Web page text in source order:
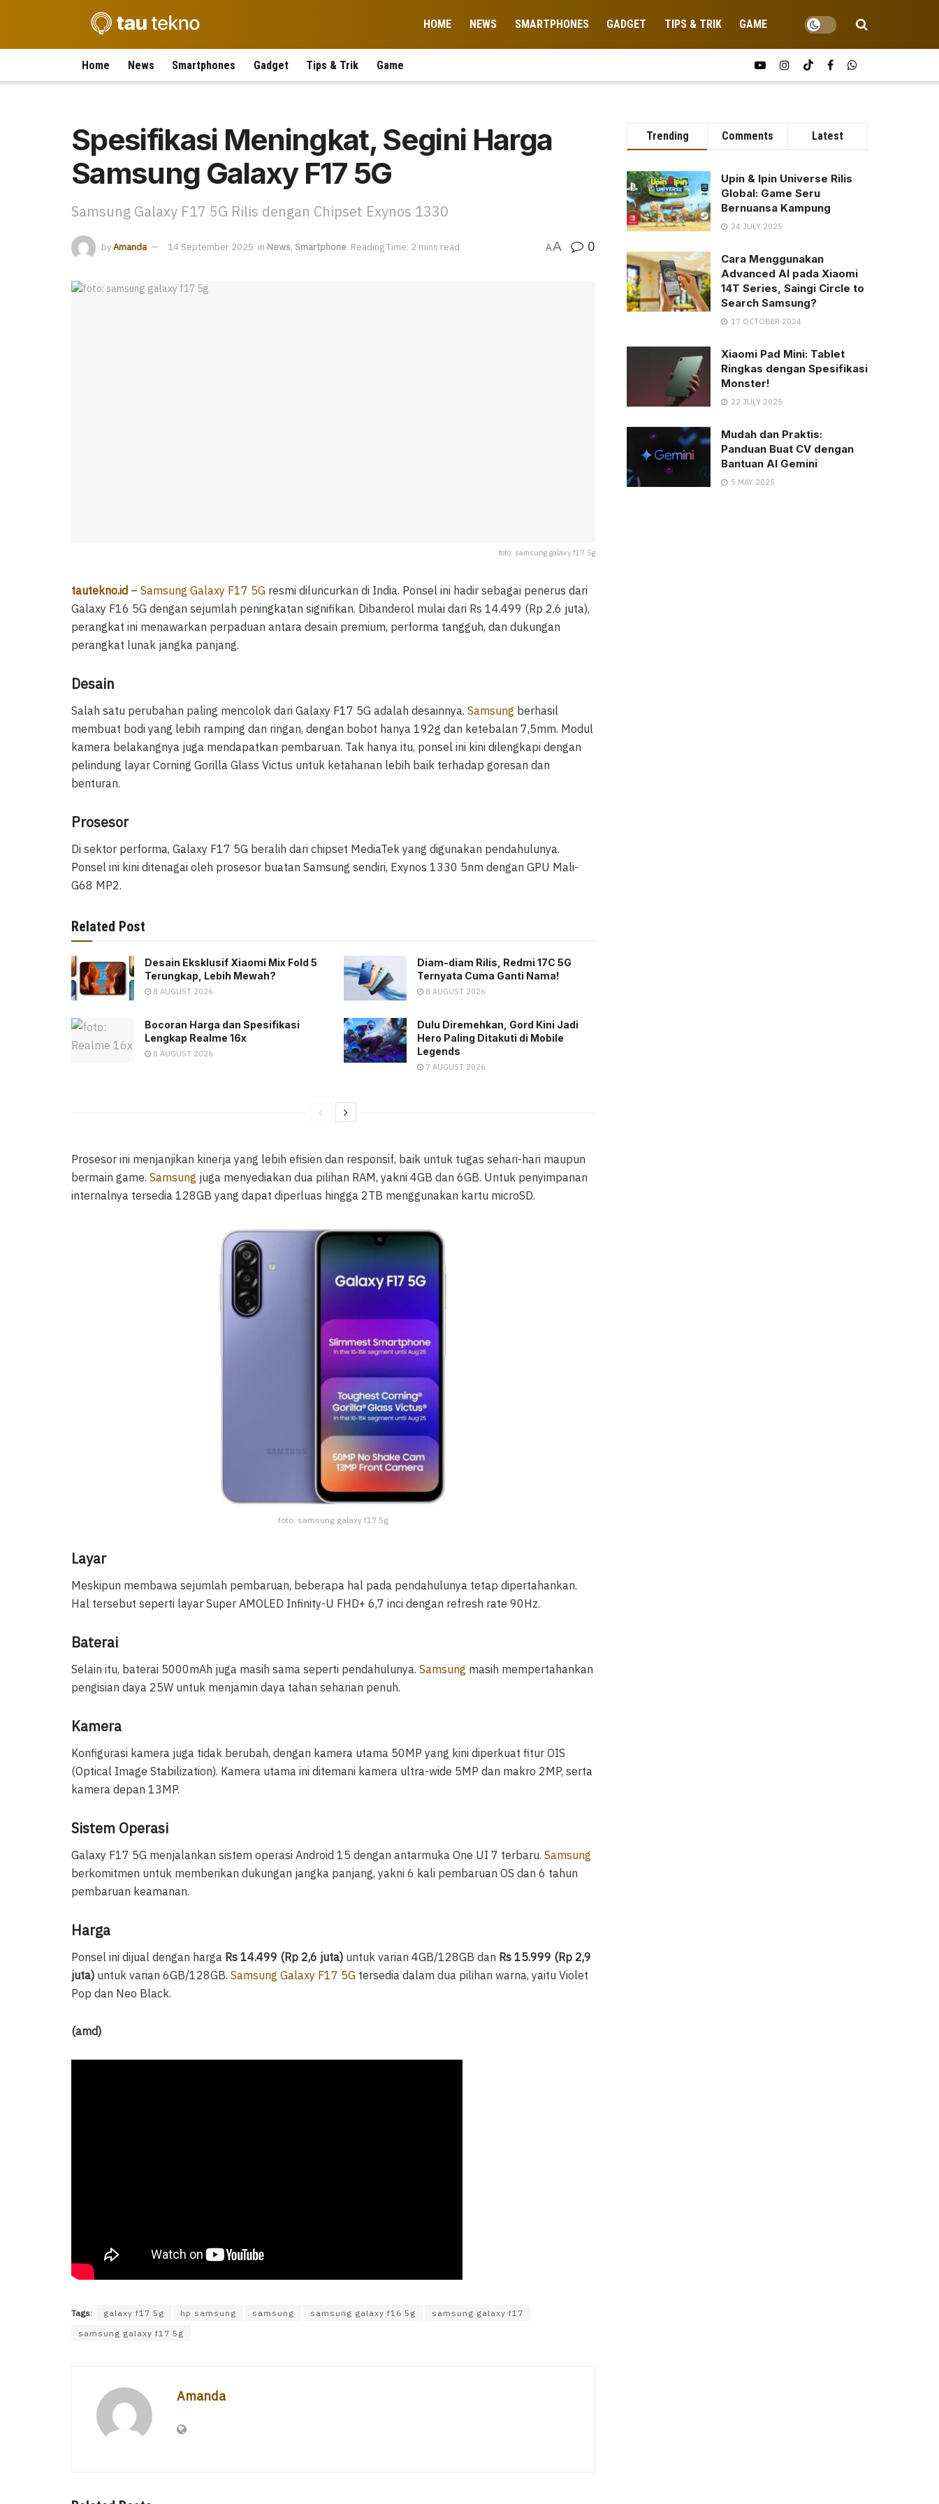
HOME NEWS SMARTPHONES GADGET TIPS & TRIK GAME
Home News Smartphones Gadget Tips & Trik Game
Spesifikasi Meningkat, Segini Harga
Samsung Galaxy F17 5G
Samsung Galaxy F17 5G Rilis dengan Chipset Exynos 1330
byAmanda 14 September 2025 in News, Smartphone Reading Time: 2 mins read AA 0
foto: samsung galaxy f17 5g
tautekno.id – Samsung Galaxy F17 5G resmi diluncurkan di India. Ponsel ini hadir sebagai penerus dari
Galaxy F16 5G dengan sejumlah peningkatan signifikan. Dibanderol mulai dari Rs 14.499 (Rp 2,6 juta),
perangkat ini menawarkan perpaduan antara desain premium, performa tangguh, dan dukungan
perangkat lunak jangka panjang.
Desain
Salah satu perubahan paling mencolok dari Galaxy F17 5G adalah desainnya. Samsung berhasil
membuat bodi yang lebih ramping dan ringan, dengan bobot hanya 192g dan ketebalan 7,5mm. Modul
kamera belakangnya juga mendapatkan pembaruan. Tak hanya itu, ponsel ini kini dilengkapi dengan
pelindung layar Corning Gorilla Glass Victus untuk ketahanan lebih baik terhadap goresan dan
benturan.
Prosesor
Di sektor performa, Galaxy F17 5G beralih dari chipset MediaTek yang digunakan pendahulunya.
Ponsel ini kini ditenagai oleh prosesor buatan Samsung sendiri, Exynos 1330 5nm dengan GPU Mali-
G68 MP2.
Related Post
Desain Eksklusif Xiaomi Mix Fold 5
Terungkap, Lebih Mewah?
8 AUGUST 2026
Diam-diam Rilis, Redmi 17C 5G
Ternyata Cuma Ganti Nama!
8 AUGUST 2026
Bocoran Harga dan Spesifikasi
Lengkap Realme 16x
8 AUGUST 2026
Dulu Diremehkan, Gord Kini Jadi
Hero Paling Ditakuti di Mobile
Legends
7 AUGUST 2026
Prosesor ini menjanjikan kinerja yang lebih efisien dan responsif, baik untuk tugas sehari-hari maupun
bermain game. Samsung juga menyediakan dua pilihan RAM, yakni 4GB dan 6GB. Untuk penyimpanan
internalnya tersedia 128GB yang dapat diperluas hingga 2TB menggunakan kartu microSD.
foto: samsung galaxy f17 5g
Layar
Meskipun membawa sejumlah pembaruan, beberapa hal pada pendahulunya tetap dipertahankan.
Hal tersebut seperti layar Super AMOLED Infinity-U FHD+ 6,7 inci dengan refresh rate 90Hz.
Baterai
Selain itu, baterai 5000mAh juga masih sama seperti pendahulunya. Samsung masih mempertahankan
pengisian daya 25W untuk menjamin daya tahan seharian penuh.
Kamera
Konfigurasi kamera juga tidak berubah, dengan kamera utama 50MP yang kini diperkuat fitur OIS
(Optical Image Stabilization). Kamera utama ini ditemani kamera ultra-wide 5MP dan makro 2MP, serta
kamera depan 13MP.
Sistem Operasi
Galaxy F17 5G menjalankan sistem operasi Android 15 dengan antarmuka One UI 7 terbaru. Samsung
berkomitmen untuk memberikan dukungan jangka panjang, yakni 6 kali pembaruan OS dan 6 tahun
pembaruan keamanan.
Harga
Ponsel ini dijual dengan harga Rs 14.499 (Rp 2,6 juta) untuk varian 4GB/128GB dan Rs 15.999 (Rp 2,9
juta) untuk varian 6GB/128GB. Samsung Galaxy F17 5G tersedia dalam dua pilihan warna, yaitu Violet
Pop dan Neo Black.
(amd)
Tags: galaxy f17 5g hp samsung samsung samsung galaxy f16 5g
samsung galaxy f17
samsung galaxy f17 5g
Amanda
Trending Comments Latest
Upin & Ipin Universe Rilis
Global: Game Seru
Bernuansa Kampung
24 JULY 2025
Cara Menggunakan
Advanced AI pada Xiaomi
14T Series, Saingi Circle to
Search Samsung?
17 OCTOBER 2024
Xiaomi Pad Mini: Tablet
Ringkas dengan Spesifikasi
Monster!
22 JULY 2025
Mudah dan Praktis:
Panduan Buat CV dengan
Bantuan AI Gemini
5 MAY 2025